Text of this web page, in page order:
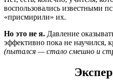
воспользовались известными
«присмирили» их.
Но это не я. Давление
эффективно пока не научился,
(пытался — стало смешно и